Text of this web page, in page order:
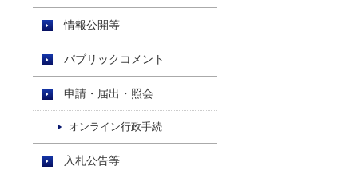
情報公開等
パブリックコメント
申請・届出・照会
オンライン行政手続
入札公告等